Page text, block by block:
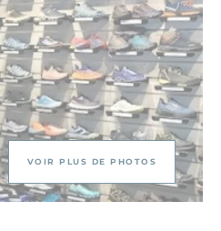
VOIR PLUS DE PHOTOS